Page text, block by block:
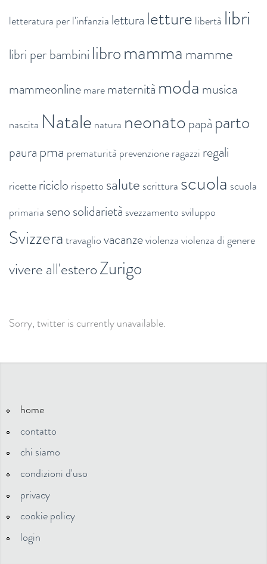
letteratura per l'infanzia lettura letture libertà libri
libri per bambini libromamma mamme
mammeonlinemarematernità moda musica
nascita Natale natura neonatopapà parto
paura pma prematurità prevenzioneragazzi regali
ricettericiclo rispetto salute scrittura scuola scuola
primaria senosolidarietà svezzamento sviluppo
Svizzeratravagliovacanzeviolenzaviolenza di genere
vivere all'esteroZurigo
Sorry, twitter is currently unavailable.
home
contatto
chi siamo
condizioni d'uso
privacy
cookie policy
login